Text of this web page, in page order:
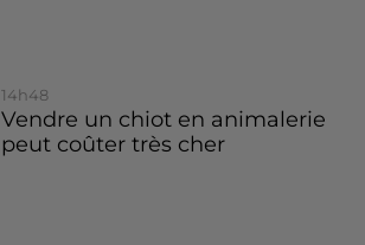
14h48
Vendre un chiot en animalerie
peut coûter très cher